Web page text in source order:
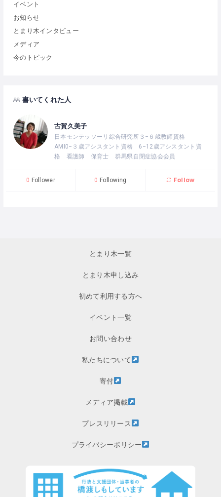
イベント
お知らせ
とまり木インタビュー
メディア
今のトピック
書いてくれた人
古賀久美子
日本モンテッソーリ綜合研究所３−６歳教師資格
AMI0−３歳アシスタント資格 6−12歳アシスタント資
格 看護師 保育士 群馬県自閉症協会会員
0 Follower 0 Following Follow
とまり木一覧
とまり木申し込み
初めて利用する方へ
イベント一覧
お問い合わせ
私たちについて
寄付
メディア掲載
プレスリリース
プライバシーポリシー